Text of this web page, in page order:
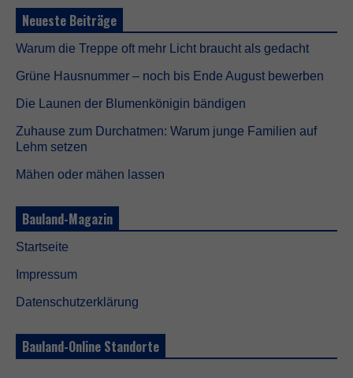
Neueste Beiträge
Warum die Treppe oft mehr Licht braucht als gedacht
Grüne Hausnummer – noch bis Ende August bewerben
Die Launen der Blumenkönigin bändigen
Zuhause zum Durchatmen: Warum junge Familien auf
Lehm setzen
Mähen oder mähen lassen
Bauland-Magazin
Startseite
Impressum
Datenschutzerklärung
Bauland-Online Standorte